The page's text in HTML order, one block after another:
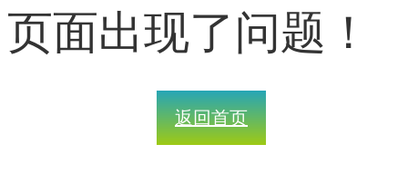
页面出现了问题！
返回首页